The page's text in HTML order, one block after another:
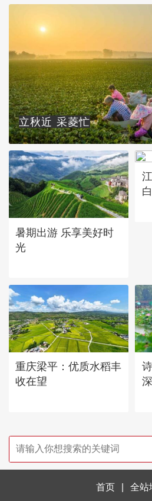
立秋近 采菱忙
暑期出游 乐享美好时
光
重庆梁平：优质水稻丰
收在望
首页 全站